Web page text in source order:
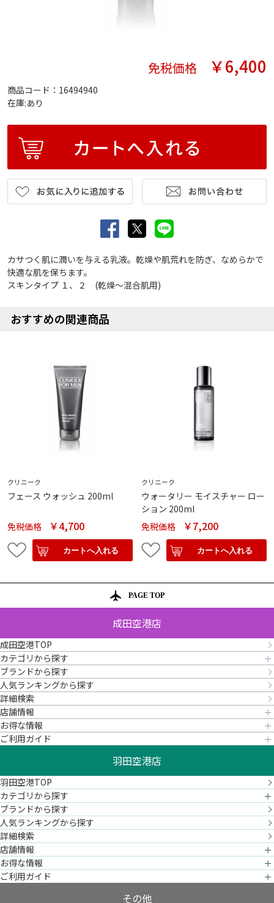
免税価格 ￥6,400
商品コード：16494940
在庫:あり
カサつく肌に潤いを与える乳液。乾燥や肌荒れを防ぎ、なめらかで
快適な肌を保ちます。
スキンタイプ １、２ (乾燥～混合肌用)
おすすめの関連商品
クリニーク
フェース ウォッシュ 200ml
免税価格 ￥4,700
クリニーク
ウォータリー モイスチャー ロー
ション 200ml
免税価格
￥7,200
PAGE TOP
成田空港店
成田空港TOP
カテゴリから探す
ブランドから探す
人気ランキングから探す
詳細検索
店舗情報
お得な情報
ご利用ガイド
羽田空港店
羽田空港TOP
カテゴリから探す
ブランドから探す
人気ランキングから探す
詳細検索
店舗情報
お得な情報
ご利用ガイド
その他